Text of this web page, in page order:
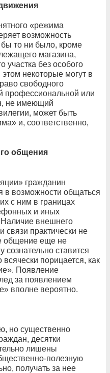
«режима
возможность
бы то ни было, кроме
магазина,
участка без особого
некоторые могут в
свободного
профессиональной или
не имеющий
может быть
и, соответственно,
общения
гражданин
в возможности общаться
с ним в границах
и иных
внешнего
связи практически не
общение еще не
ставится
порицается, как
Появление
за появлением
вполне вероятно.
но существенно
десятки
лишены
полезную
получать за нее